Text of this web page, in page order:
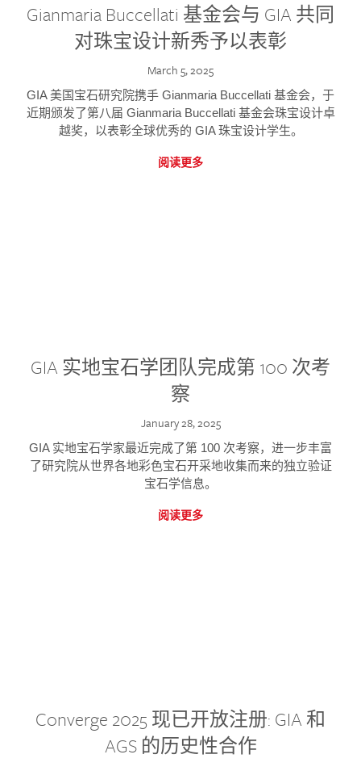
Gianmaria Buccellati 基金会与 GIA 共同
对珠宝设计新秀予以表彰
March 5, 2025
GIA 美国宝石研究院携手 Gianmaria Buccellati 基金会，于
近期颁发了第八届 Gianmaria Buccellati 基金会珠宝设计卓
越奖，以表彰全球优秀的 GIA 珠宝设计学生。
阅读更多
GIA 实地宝石学团队完成第 100 次考
察
January 28, 2025
GIA 实地宝石学家最近完成了第 100 次考察，进一步丰富
了研究院从世界各地彩色宝石开采地收集而来的独立验证
宝石学信息。
阅读更多
Converge 2025 现已开放注册: GIA 和
AGS 的历史性合作